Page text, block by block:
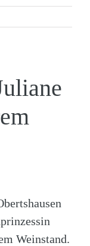
Weinstand.